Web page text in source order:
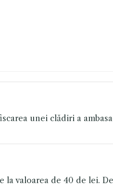
unei clădiri a
valoarea de 40 de lei.